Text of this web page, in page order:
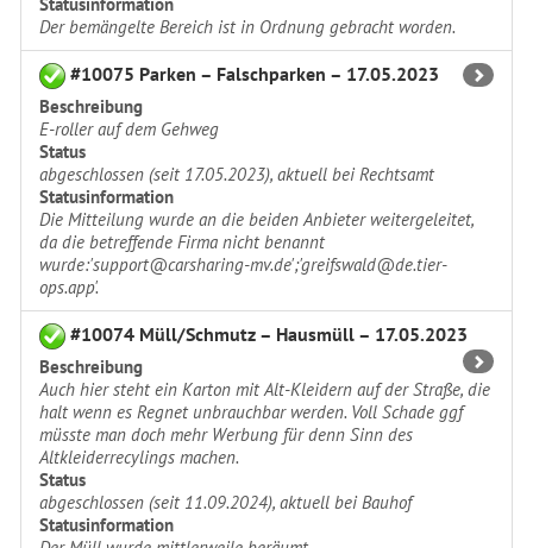
Der bemängelte Bereich ist in Ordnung gebracht worden.
#10075 Parken – Falschparken – 17.05.2023
Beschreibung
E-roller auf dem Gehweg
Status
abgeschlossen (seit 17.05.2023), aktuell bei Rechtsamt
Statusinformation
Die Mitteilung wurde an die beiden Anbieter weitergeleitet,
da die betreffende Firma nicht benannt
wurde:'support@carsharing-mv.de';'greifswald@de.tier-
ops.app'.
#10074 Müll/Schmutz – Hausmüll – 17.05.2023
Beschreibung
Auch hier steht ein Karton mit Alt-Kleidern auf der Straße, die
halt wenn es Regnet unbrauchbar werden. Voll Schade ggf
müsste man doch mehr Werbung für denn Sinn des
Altkleiderrecylings machen.
Status
abgeschlossen (seit 11.09.2024), aktuell bei Bauhof
Statusinformation